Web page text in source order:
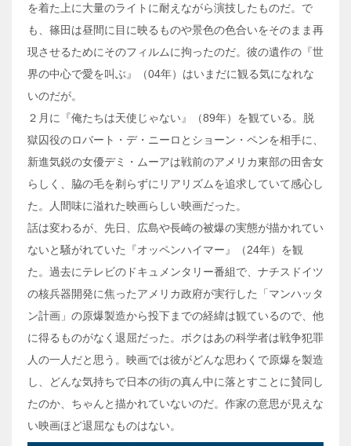
を着た上に大量のライトに耐えながら演技したものだ。で
も、篠田は昼間に目に映るものや景色の色合いをそのまま再
現させるためにそのフィルムに拘ったのだ。彼の遺作の『世
界の中心で愛を叫ぶ』（04年）はいまだに観る気になれな
いのだが。
２月に『俺たちは天使じゃない』（89年）を観ている。脱
獄囚役のロバート・デ・ニーロとショーン・ペンを相手に、
新進気鋭の女優デミ・ムーアは戦前のアメリカ東部の田舎女
らしく、脇の毛を剃らずにリアリズムを追求していて感心し
た。人間味に溢れた映画らしい映画だった。
話は変わるが、先日、広島や長崎の被爆の実態が描かれてい
ないと騒がれていた『オッペンハイマー』（24年）を観
た。過去にテレビのドキュメンタリー番組で、ナチスドイツ
の核兵器開発に焦ったアメリカ政府が実行した「マンハッタ
ン計画」の原爆製造から投下までの経緯は観ているので、他
に得るものがなく退屈だった。ボクはあの科学者は戦争犯罪
人の一人だと思う。映画では彼がどんな思わくで原爆を製造
し、どんな気持ちで日本の街の真ん中に落とすことに賛同し
たのか、ちゃんと描かれていないのだ。作家の意思が見えな
い映画ほど退屈なものはない。